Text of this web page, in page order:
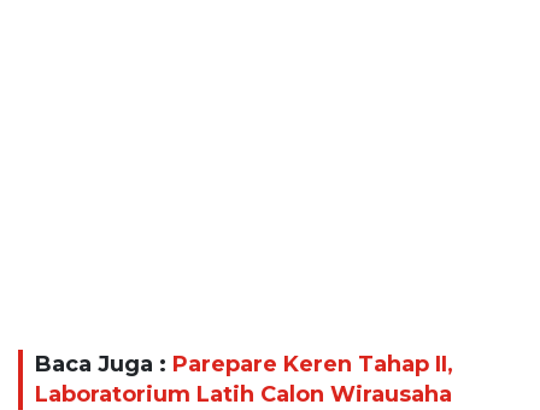
Baca Juga : Parepare Keren Tahap II,
Laboratorium Latih Calon Wirausaha